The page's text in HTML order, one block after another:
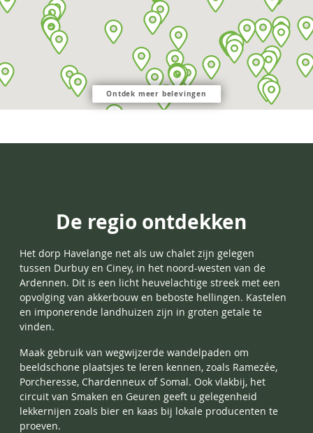
Ontdek meer belevingen
De regio ontdekken
Het dorp Havelange net als uw chalet zijn gelegen
tussen Durbuy en Ciney, in het noord-westen van de
Ardennen. Dit is een licht heuvelachtige streek met een
opvolging van akkerbouw en beboste hellingen. Kastelen
en imponerende landhuizen zijn in groten getale te
vinden.
Maak gebruik van wegwijzerde wandelpaden om
beeldschone plaatsjes te leren kennen, zoals Ramezée,
Porcheresse, Chardenneux of Somal. Ook vlakbij, het
circuit van Smaken en Geuren geeft u gelegenheid
lekkernijen zoals bier en kaas bij lokale producenten te
proeven.